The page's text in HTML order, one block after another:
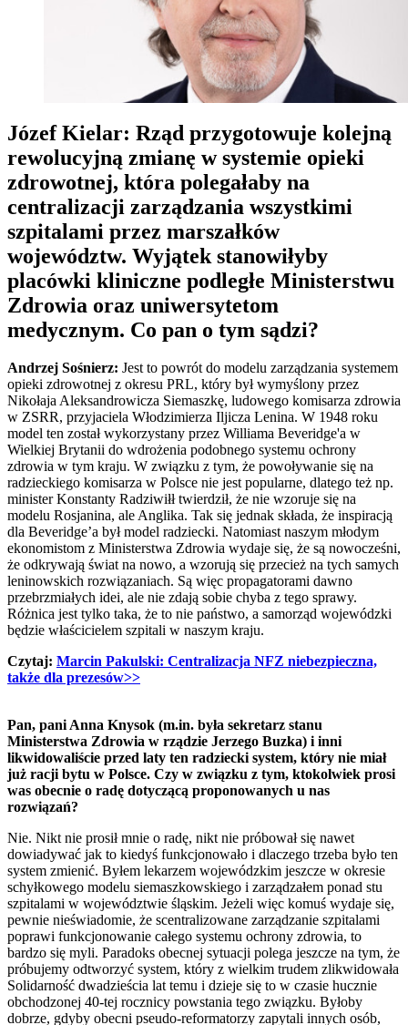
Józef Kielar: Rząd przygotowuje kolejną
rewolucyjną zmianę w systemie opieki
zdrowotnej, która polegałaby na
centralizacji zarządzania wszystkimi
szpitalami przez marszałków
województw. Wyjątek stanowiłyby
placówki kliniczne podległe Ministerstwu
Zdrowia oraz uniwersytetom
medycznym. Co pan o tym sądzi?
Andrzej Sośnierz: Jest to powrót do modelu zarządzania systemem
opieki zdrowotnej z okresu PRL, który był wymyślony przez
Nikołaja Aleksandrowicza Siemaszkę, ludowego komisarza zdrowia
w ZSRR, przyjaciela Włodzimierza Iljicza Lenina. W 1948 roku
model ten został wykorzystany przez Williama Beveridge'a w
Wielkiej Brytanii do wdrożenia podobnego systemu ochrony
zdrowia w tym kraju. W związku z tym, że powoływanie się na
radzieckiego komisarza w Polsce nie jest popularne, dlatego też np.
minister Konstanty Radziwiłł twierdził, że nie wzoruje się na
modelu Rosjanina, ale Anglika. Tak się jednak składa, że inspiracją
dla Beveridge’a był model radziecki. Natomiast naszym młodym
ekonomistom z Ministerstwa Zdrowia wydaje się, że są nowocześni,
że odkrywają świat na nowo, a wzorują się przecież na tych samych
leninowskich rozwiązaniach. Są więc propagatorami dawno
przebrzmiałych idei, ale nie zdają sobie chyba z tego sprawy.
Różnica jest tylko taka, że to nie państwo, a samorząd wojewódzki
będzie właścicielem szpitali w naszym kraju.
Czytaj: Marcin Pakulski: Centralizacja NFZ niebezpieczna,
także dla prezesów>>
Pan, pani Anna Knysok (m.in. była sekretarz stanu
Ministerstwa Zdrowia w rządzie Jerzego Buzka) i inni
likwidowaliście przed laty ten radziecki system, który nie miał
już racji bytu w Polsce. Czy w związku z tym, ktokolwiek prosi
was obecnie o radę dotyczącą proponowanych u nas
rozwiązań?
Nie. Nikt nie prosił mnie o radę, nikt nie próbował się nawet
dowiadywać jak to kiedyś funkcjonowało i dlaczego trzeba było ten
system zmienić. Byłem lekarzem wojewódzkim jeszcze w okresie
schyłkowego modelu siemaszkowskiego i zarządzałem ponad stu
szpitalami w województwie śląskim. Jeżeli więc komuś wydaje się,
pewnie nieświadomie, że scentralizowane zarządzanie szpitalami
poprawi funkcjonowanie całego systemu ochrony zdrowia, to
bardzo się myli. Paradoks obecnej sytuacji polega jeszcze na tym, że
próbujemy odtworzyć system, który z wielkim trudem zlikwidowała
Solidarność dwadzieścia lat temu i dzieje się to w czasie hucznie
obchodzonej 40-tej rocznicy powstania tego związku. Byłoby
dobrze, gdyby obecni pseudo-reformatorzy zapytali innych osób,